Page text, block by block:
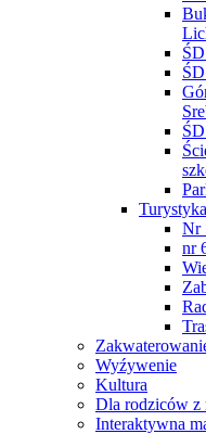
Nr
nr
Wyźywenie
Kultura
Dla rodziców z
Interaktywna